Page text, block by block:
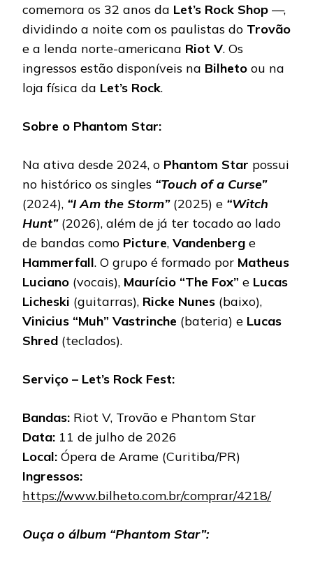
comemora os 32 anos da Let’s Rock Shop —,
dividindo a noite com os paulistas do Trovão
e a lenda norte-americana Riot V. Os
ingressos estão disponíveis na Bilheto ou na
loja física da Let’s Rock.
Sobre o Phantom Star:
Na ativa desde 2024, o Phantom Star possui
no histórico os singles “Touch of a Curse”
(2024), “I Am the Storm”(2025) e “Witch
Hunt”(2026), além de já ter tocado ao lado
de bandas como Picture, Vandenberg e
Hammerfall. O grupo é formado por Matheus
Luciano (vocais), Maurício “The Fox” e Lucas
Licheski (guitarras), Ricke Nunes (baixo),
Vinicius “Muh” Vastrinche (bateria) e Lucas
Shred (teclados).
Serviço – Let’s Rock Fest:
Bandas: Riot V, Trovão e Phantom Star
Data: 11 de julho de 2026
Local: Ópera de Arame (Curitiba/PR)
Ingressos:
https://www.bilheto.com.br/comprar/4218/
Ouça o álbum “Phantom Star”: